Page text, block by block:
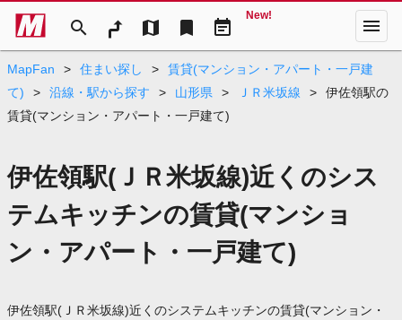
search map bookmark event_note
New! menu
MapFan > 住まい探し >
賃貸(マンション・アパート・一戸建
て)
> 沿線・駅から探す > 山形県 > ＪＲ米坂線 >
伊佐領駅の
賃貸(マンション・アパート・一戸建て)
伊佐領駅(ＪＲ米坂線)近くのシス
テムキッチンの賃貸(マンショ
ン・アパート・一戸建て)
伊佐領駅(ＪＲ米坂線)近くのシステムキッチンの賃貸(マンション・